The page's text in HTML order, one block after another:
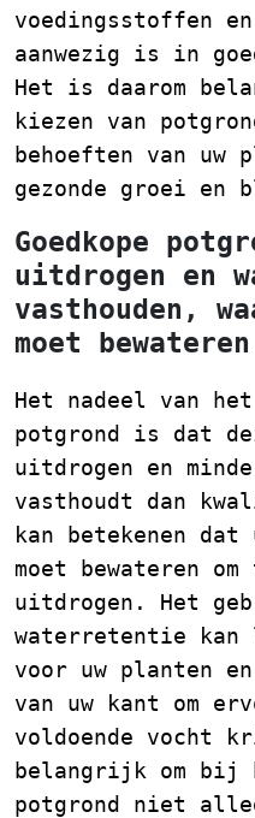
voedingsstoffen
aanwezig is in
Het is daarom
kiezen van
behoeften van uw
gezonde groei en
Goedkope
uitdrogen en
vasthouden,
moet
Het nadeel van het
potgrond is dat
uitdrogen en
vasthoudt dan
kan betekenen
moet bewateren
uitdrogen. Het
waterretentie
voor uw planten
van uw kant om
voldoende vocht
belangrijk om bij
potgrond niet